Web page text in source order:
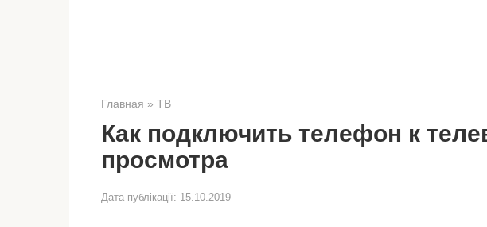
Главная » ТВ
Как подключить телефон к
просмотра
Дата публікації: 15.10.2019